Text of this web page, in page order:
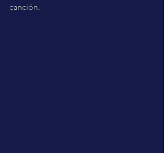
canción.